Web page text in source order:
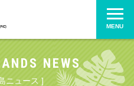
MENU
NEWS
ニュース ]